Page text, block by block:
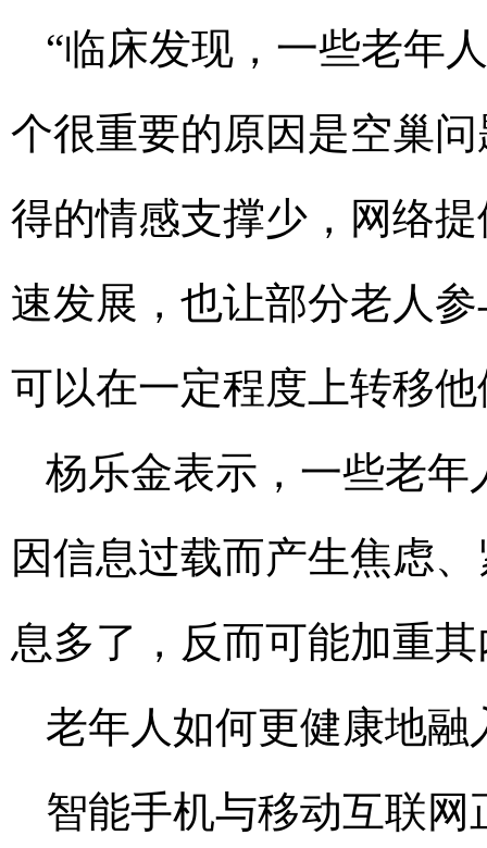
“临床发现，一些老年
个很重要的原因是空巢
得的情感支撑少，网络
速发展，也让部分老人
可以在一定程度上转移
杨乐金表示，一些老
因信息过载而产生焦虑
息多了，反而可能加重
老年人如何更健康地融
智能手机与移动互联